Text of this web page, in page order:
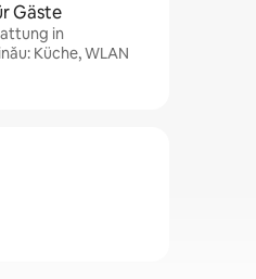
Gäste
in
Küche, WLAN